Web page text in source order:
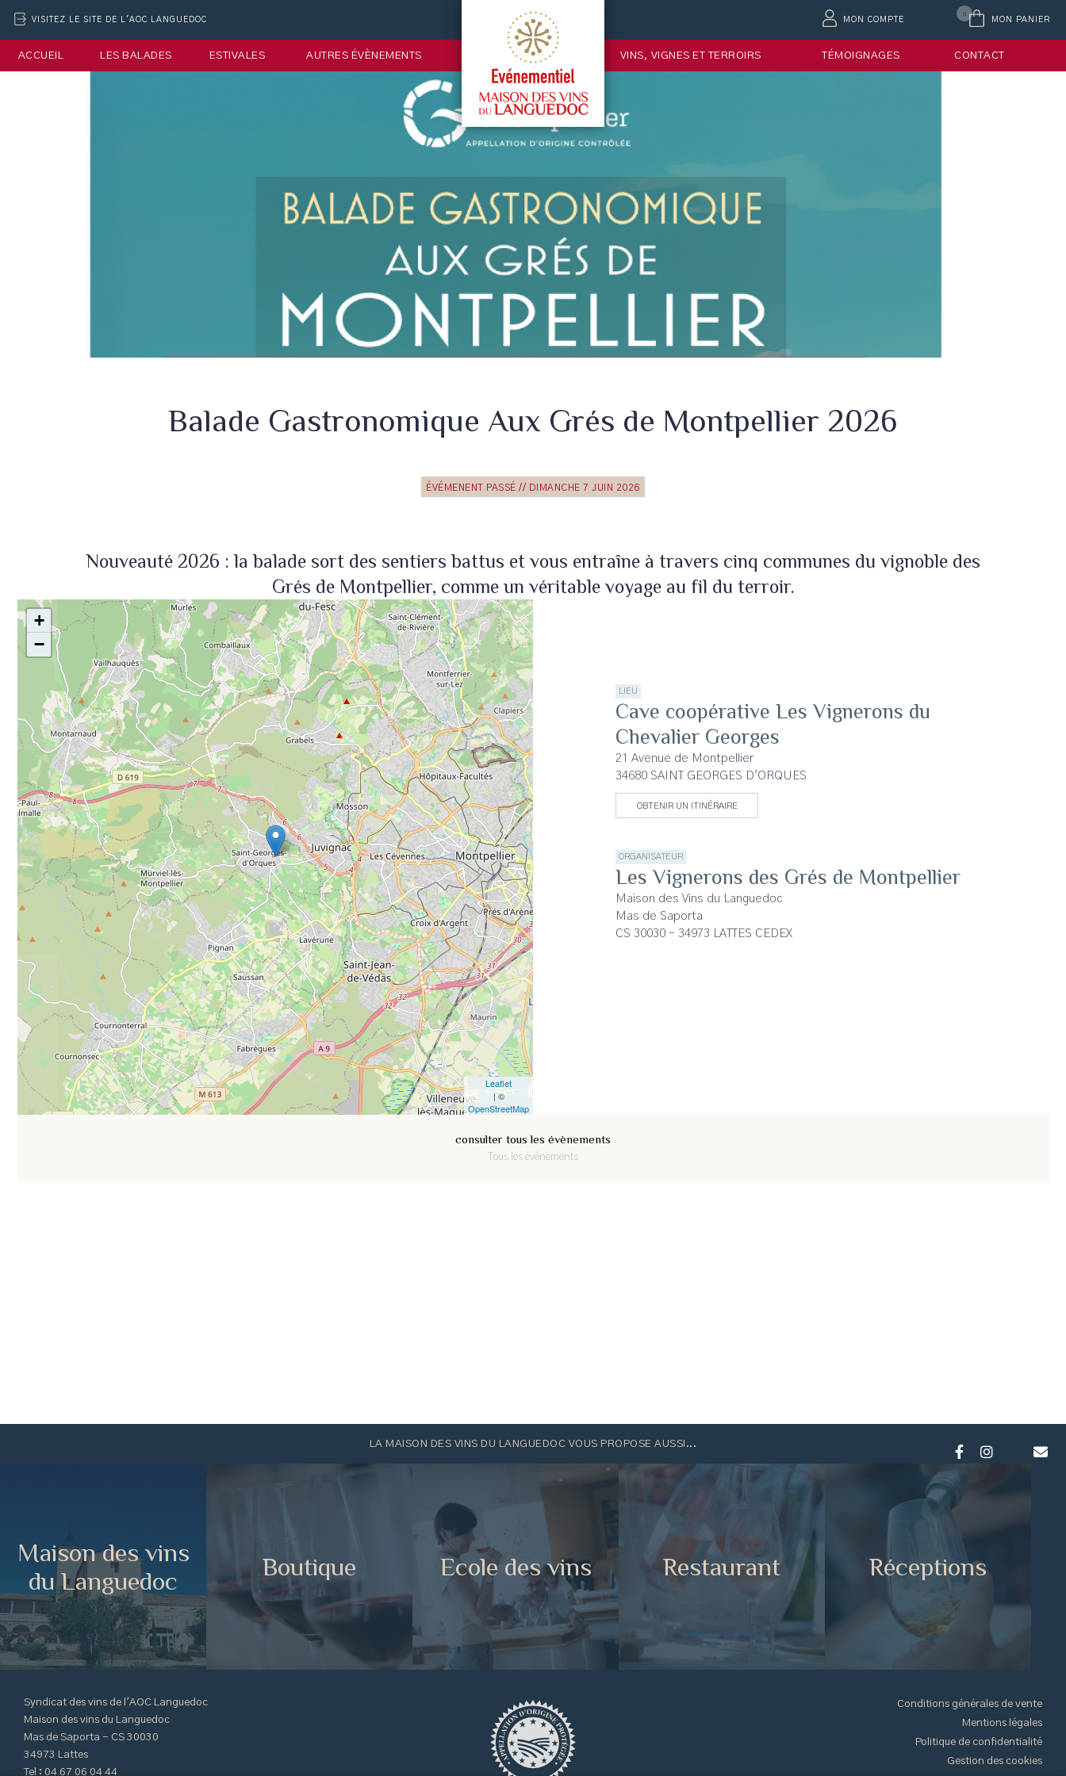
VISITEZ LE SITE DE L'AOC LANGUEDOC MON COMPTE MON PANIER
0
ACCUEIL LES BALADES ESTIVALES AUTRES ÉVÈNEMENTS VINS, VIGNES ET TERROIRS TÉMOIGNAGES CONTACT
Balade Gastronomique Aux Grés de Montpellier 2026
ÉVÉMENENT PASSÉ // DIMANCHE 7 JUIN 2026
Nouveauté 2026 : la balade sort des sentiers battus et vous entraîne à travers cinq communes du vignoble des
Grés de Montpellier, comme un véritable voyage au fil du terroir.
+
−
Leaflet
| ©
OpenStreetMap
LIEU
Cave coopérative Les Vignerons du
Chevalier Georges
21 Avenue de Montpellier
34680 SAINT GEORGES D'ORQUES
OBTENIR UN ITINÉRAIRE
ORGANISATEUR
Les Vignerons des Grés de Montpellier
Maison des Vins du Languedoc
Mas de Saporta
CS 30030 - 34973 LATTES CEDEX
consulter tous les évènements
Tous les événements
LA MAISON DES VINS DU LANGUEDOC VOUS PROPOSE AUSSI...
Maison des vins
du Languedoc
Boutique Ecole des vins Restaurant Réceptions
Syndicat des vins de l'AOC Languedoc
Maison des vins du Languedoc
Mas de Saporta - CS 30030
34973 Lattes
Tel : 04 67 06 04 44
Conditions générales de vente
Mentions légales
Politique de confidentialité
Gestion des cookies